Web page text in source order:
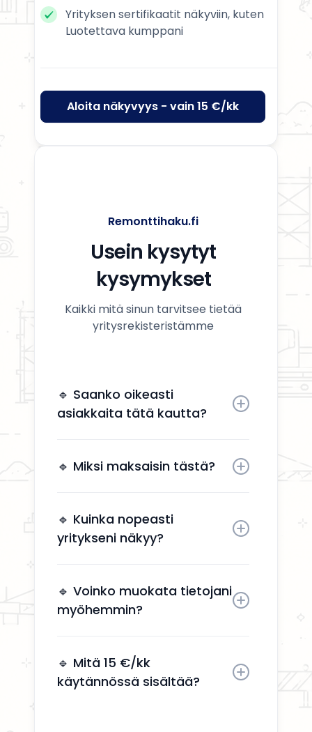
Yrityksen sertifikaatit näkyviin, kuten
Luotettava kumppani
Aloita näkyvyys - vain 15 €/kk
Remonttihaku.fi
Usein kysytyt
kysymykset
Kaikki mitä sinun tarvitsee tietää
yritysrekisteristämme
🔹 Saanko oikeasti
asiakkaita tätä kautta?
jotka etsivät aktiivisesti
🔹 Miksi maksaisin tästä?
yhteydenottoja ilman, että sinun
tarvitsee käyttää aikaa
markkinointiin.
🔹 Kuinka nopeasti
yritykseni näkyy?
kuluessa aktivoinnin jälkeen.
🔹 Voinko muokata tietojani
myöhemmin?
ja kuvauksesi milloin tahansa.
🔹 Mitä 15 €/kk
käytännössä sisältää?